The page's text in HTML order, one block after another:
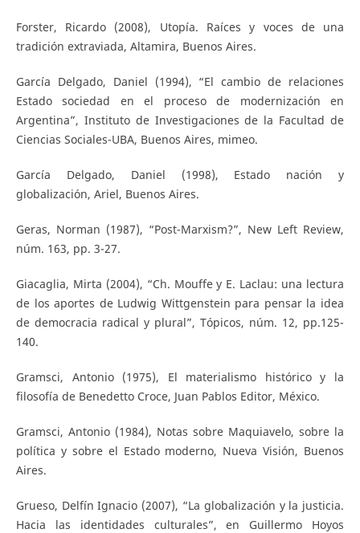
Forster, Ricardo (2008), Utopía. Raíces y voces de una
tradición extraviada, Altamira, Buenos Aires.
García Delgado, Daniel (1994), “El cambio de relaciones
Estado sociedad en el proceso de modernización en
Argentina”, Instituto de Investigaciones de la Facultad de
Ciencias Sociales-UBA, Buenos Aires, mimeo.
García Delgado, Daniel (1998), Estado nación y
globalización, Ariel, Buenos Aires.
Geras, Norman (1987), “Post-Marxism?”, New Left Review,
núm. 163, pp. 3-27.
Giacaglia, Mirta (2004), “Ch. Mouffe y E. Laclau: una lectura
de los aportes de Ludwig Wittgenstein para pensar la idea
de democracia radical y plural”, Tópicos, núm. 12, pp.125-
140.
Gramsci, Antonio (1975), El materialismo histórico y la
filosofía de Benedetto Croce, Juan Pablos Editor, México.
Gramsci, Antonio (1984), Notas sobre Maquiavelo, sobre la
política y sobre el Estado moderno, Nueva Visión, Buenos
Aires.
Grueso, Delfín Ignacio (2007), “La globalización y la justicia.
Hacia las identidades culturales”, en Guillermo Hoyos